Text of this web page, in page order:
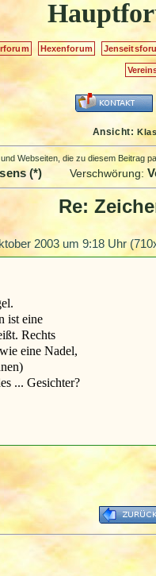
Hexenforum
Ansicht:
Webseiten, die zu diesem Beitrag
(*) Verschwörung:
Re:
2003 um 9:18 Uhr
ist eine
Rechts
eine Nadel,
... Gesichter?